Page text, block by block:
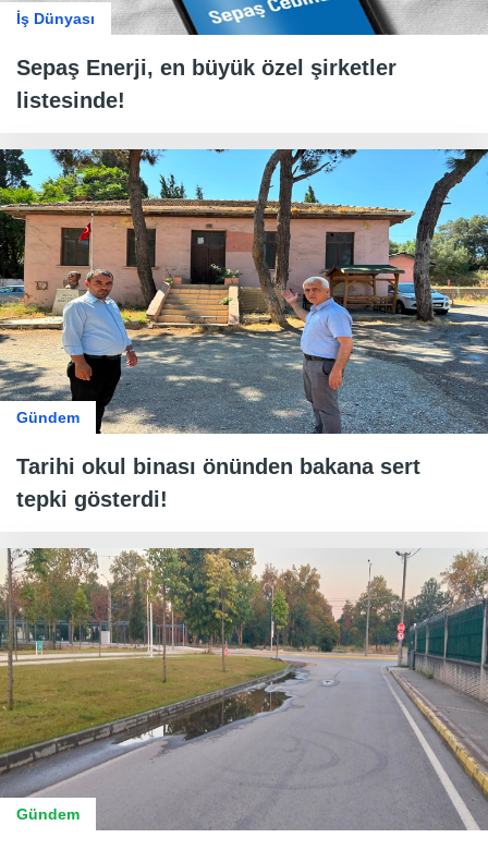
İş Dünyası
Sepaş Enerji, en büyük özel şirketler
listesinde!
Gündem
Tarihi okul binası önünden bakana sert
tepki gösterdi!
Gündem